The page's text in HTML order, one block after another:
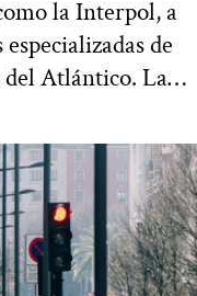
la Interpol, a
de
del Atlántico. La…